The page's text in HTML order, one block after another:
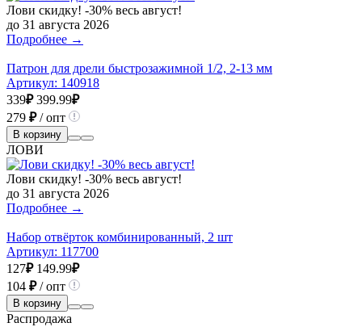
Лови скидку! -30% весь август!
до 31 августа 2026
Подробнее →
Патрон для дрели быстрозажимной 1/2, 2-13 мм
Артикул: 140918
339₽ 399.99₽
279 ₽/ опт
В корзину
ЛОВИ
Лови скидку! -30% весь август!
до 31 августа 2026
Подробнее →
Набор отвёрток комбинированный, 2 шт
Артикул: 117700
127₽ 149.99₽
104 ₽/ опт
В корзину
Распродажа